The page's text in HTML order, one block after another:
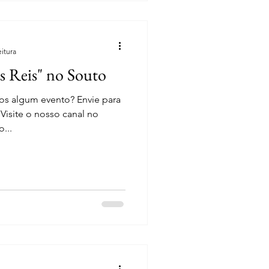
Reis" no Souto
algum evento? Envie para
o nosso canal no